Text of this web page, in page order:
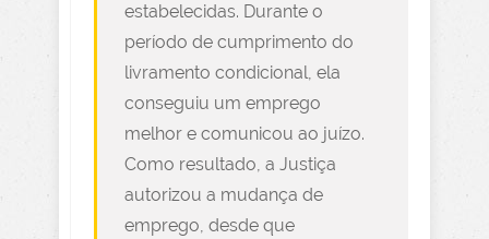
estabelecidas. Durante o
período de cumprimento do
livramento condicional, ela
conseguiu um emprego
melhor e comunicou ao juízo.
Como resultado, a Justiça
autorizou a mudança de
emprego, desde que